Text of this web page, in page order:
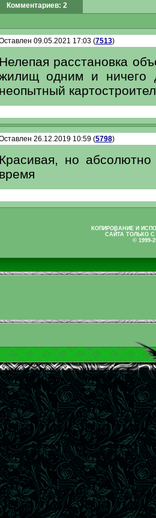
Комментариев: 2
09.05.2021 17:03 (7513)
Нелепая расстановка
одним и ничего
неопытный
26.12.2019 10:59 (5798)
Красивая, но
время
КОПИРОВАНИЕ И
САЙТА ТОЛЬКО
© 1999-